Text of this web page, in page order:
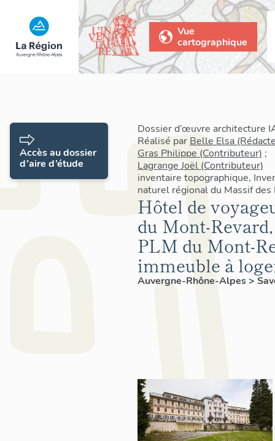
Vue
cartographique
Dossier d’œuvre architecture
Réalisé par Belle Elsa
Gras Philippe (Contributeur) ;
Lagrange Joël (Contributeur)
inventaire topographique,
naturel régional du Massif des
Hôtel de
du Mont-
PLM du Mont-
immeuble à
Auvergne-Rhône-Alpes>
Accès au dossier
d’aire d’étude